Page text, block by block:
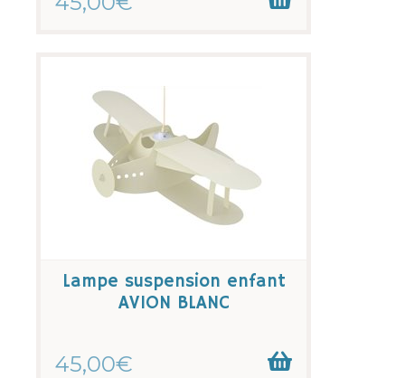
Lampe suspension enfant
AVION BLANC
45,00€